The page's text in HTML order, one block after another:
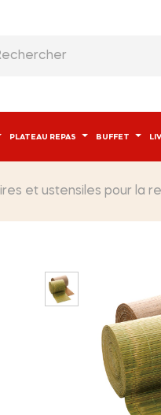
PLATEAU REPAS BUFFET
et ustensiles pour la